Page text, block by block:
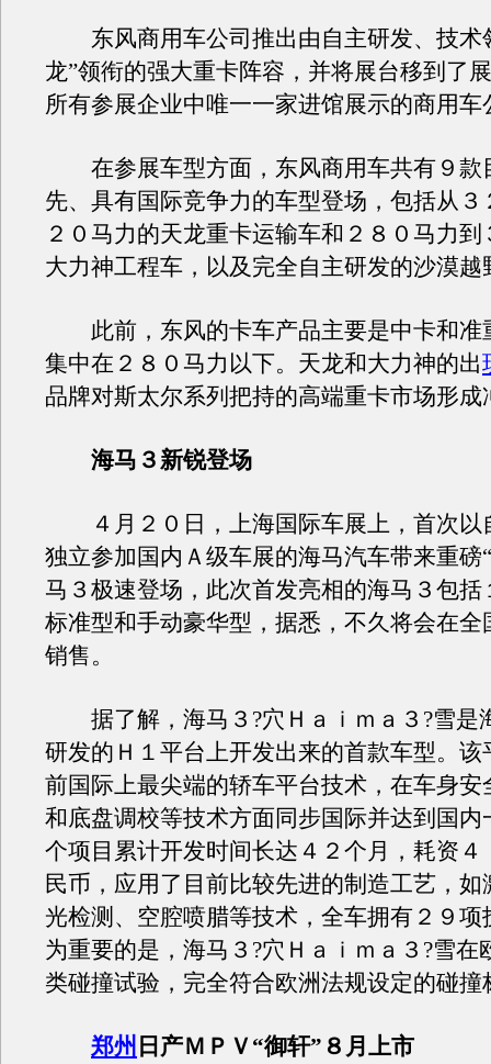
东风商用车公司推出由自主研发、技术
龙”领衔的强大重卡阵容，并将展台移到了
所有参展企业中唯一一家进馆展示的商用车
在参展车型方面，东风商用车共有９款
先、具有国际竞争力的车型登场，包括从３
２０马力的天龙重卡运输车和２８０马力
大力神工程车，以及完全自主研发的沙漠越
此前，东风的卡车产品主要是中卡和准
集中在２８０马力以下。天龙和大力神的出
品牌对斯太尔系列把持的高端重卡市场形成
海马３新锐登场
４月２０日，上海国际车展上，首次以
独立参加国内Ａ级车展的海马汽车带来重
马３极速登场，此次首发亮相的海马３包括
标准型和手动豪华型，据悉，不久将会在全
销售。
据了解，海马３?穴Ｈａｉｍａ３?雪是
研发的Ｈ１平台上开发出来的首款车型。该
前国际上最尖端的轿车平台技术，在车身安
和底盘调校等技术方面同步国际并达到国内
个项目累计开发时间长达４２个月，耗资４
民币，应用了目前比较先进的制造工艺，如
光检测、空腔喷腊等技术，全车拥有２９项
为重要的是，海马３?穴Ｈａｉｍａ３?雪在
类碰撞试验，完全符合欧洲法规设定的碰撞
郑州 日产ＭＰＶ“御轩”８月上市